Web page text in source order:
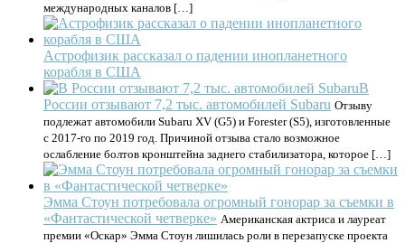
международных каналов […]
Астрофизик рассказал о падении инопланетного
корабля в США
В
России отзывают 7,2 тыс. автомобилей Subaru Отзыву
подлежат автомобили Subaru XV (G5) и Forester (S5), изготовленные
с 2017-го по 2019 год. Причиной отзыва стало возможное
ослабление болтов кронштейна заднего стабилизатора, которое […]
Эмма Стоун потребовала огромный гонорар за съемки в
«Фантастической четверке» Американская актриса и лауреат
премии «Оскар» Эмма Стоун лишилась роли в перезапуске проекта